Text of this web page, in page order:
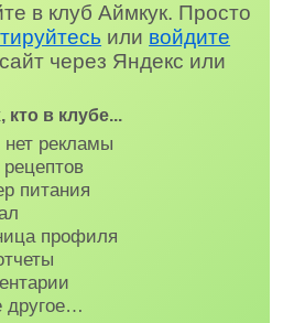
в клуб Аймкук. Просто
или войдите
через Яндекс или
кто в клубе...
нет рекламы
рецептов
питания
профиля
другое…